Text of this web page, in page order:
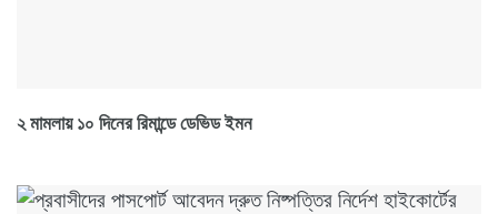
২ মামলায় ১০ দিনের রিমান্ডে ডেভিড ইমন